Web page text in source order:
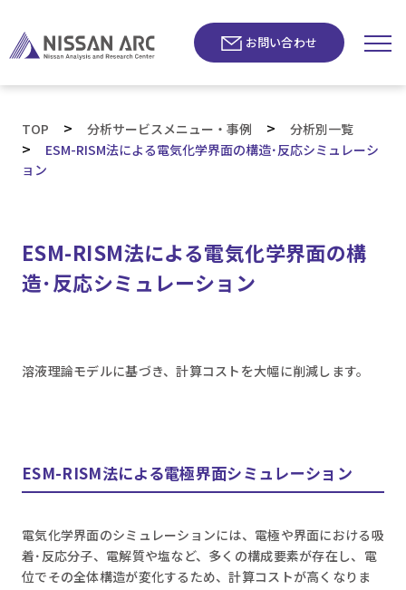
お問い合わせ
TOP > 分析サービスメニュー・事例 > 分析別一覧
>
ESM-RISM法による電気化学界面の構造･反応シミュレーシ
ョン
ESM-RISM法による電気化学界面の構
造･反応シミュレーション
溶液理論モデルに基づき、計算コストを大幅に削減します。
ESM-RISM法による電極界面シミュレーション
電気化学界面のシミュレーションには、電極や界面における吸
着･反応分子、電解質や塩など、多くの構成要素が存在し、電
位でその全体構造が変化するため、計算コストが高くなりま